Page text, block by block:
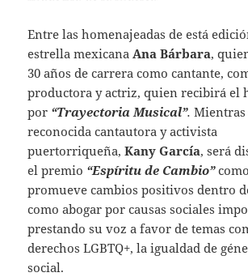
Entre las homenajeadas de está
estrella mexicanaAna Bárbara,
30 años de carrera como cantante,
productora y actriz, quien recibirá el
por “Trayectoria Musical”.
reconocida cantautora y activista
puertorriqueña,Kany García, será
el premio “Espíritu de Cambio”
promueve cambios positivos dentro
como abogar por causas sociales
prestando su voz a favor de temas
derechos LGBTQ+, la igualdad de
social.